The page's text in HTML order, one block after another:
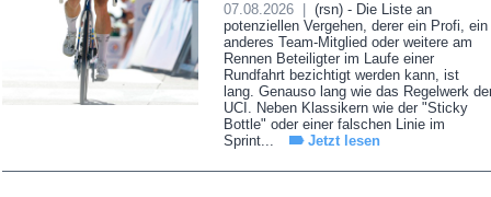
07.08.2026 |
(rsn) - Die Liste an
potenziellen Vergehen, derer ein Profi, ein
anderes Team-Mitglied oder weitere am
Rennen Beteiligter im Laufe einer
Rundfahrt bezichtigt werden kann, ist
lang. Genauso lang wie das Regelwerk
UCI. Neben Klassikern wie der "Sticky
Bottle" oder einer falschen Linie im
Sprint...
Jetzt lesen